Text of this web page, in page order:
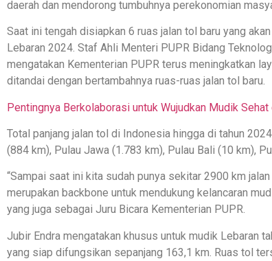
daerah dan mendorong tumbuhnya perekonomian
Saat ini tengah disiapkan 6 ruas jalan tol baru yang
Lebaran 2024. Staf Ahli Menteri PUPR Bidang
mengatakan Kementerian PUPR terus meningkatkan
ditandai dengan bertambahnya ruas-ruas jalan tol baru.
Pentingnya Berkolaborasi untuk Wujudkan Mudik Sehat
Total panjang jalan tol di Indonesia hingga di tahun
(884 km), Pulau Jawa (1.783 km), Pulau Bali (10 km),
“Sampai saat ini kita sudah punya sekitar 2900 km
merupakan backbone untuk mendukung kelancaran
yang juga sebagai Juru Bicara Kementerian PUPR.
Jubir Endra mengatakan khusus untuk mudik Lebaran
yang siap difungsikan sepanjang 163,1 km. Ruas tol